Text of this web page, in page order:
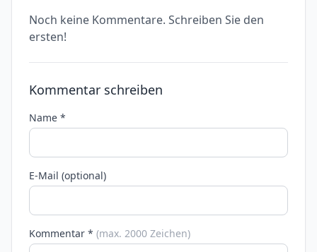
Noch keine Kommentare. Schreiben Sie den
ersten!
Kommentar schreiben
Name *
E-Mail (optional)
Kommentar * (max. 2000 Zeichen)